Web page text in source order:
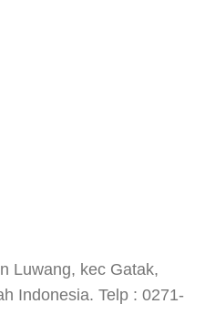
Luwang, kec Gatak,
Indonesia. Telp : 0271-